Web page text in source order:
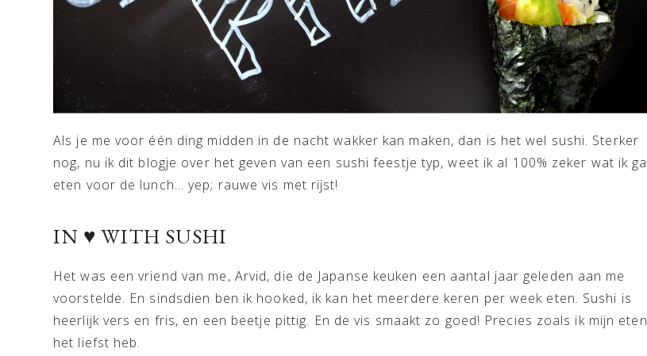
Als je me voor één ding midden in de nacht wakker kan maken, dan is het wel sushi. Sterker
nog, nu ik dit blogje over het geven van een sushi feestje typ, weet ik al 100% zeker wat ik ga
eten voor de lunch… yep; rauwe vis met rijst!
IN ♥ WITH SUSHI
Het was een vriend van me, Arvid, die de Japanse keuken een aantal jaar geleden aan me
voorstelde. En sindsdien ben ik hooked, ik kan het meerdere keren per week eten. Sushi is
heerlijk vers en fris, en een beetje pittig. En de vis smaakt zo goed! Precies zoals ik mijn eten
het liefst heb.